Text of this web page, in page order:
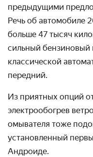
предыдущими
Речь об автомобиле
больше 47 тысяч
сильный
классической
передний.
Из приятных опций
электрообогрев
омывателя тоже
установленный
Андроиде.